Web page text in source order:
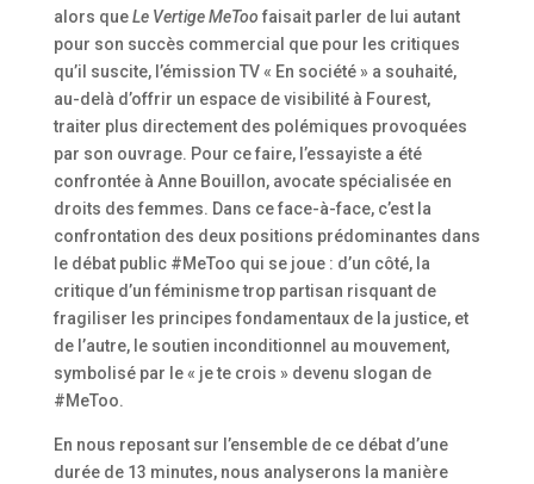
alors queLe Vertige MeToo faisait parler de lui autant
pour son succès commercial que pour les critiques
qu’il suscite, l’émission TV « En société » a souhaité,
au-delà d’offrir un espace de visibilité à Fourest,
traiter plus directement des polémiques provoquées
par son ouvrage. Pour ce faire, l’essayiste a été
confrontée à Anne Bouillon, avocate spécialisée en
droits des femmes. Dans ce face-à-face, c’est la
confrontation des deux positions prédominantes dans
le débat public #MeToo qui se joue : d’un côté, la
critique d’un féminisme trop partisan risquant de
fragiliser les principes fondamentaux de la justice, et
de l’autre, le soutien inconditionnel au mouvement,
symbolisé par le « je te crois » devenu slogan de
#MeToo.
En nous reposant sur l’ensemble de ce débat d’une
durée de 13 minutes, nous analyserons la manière